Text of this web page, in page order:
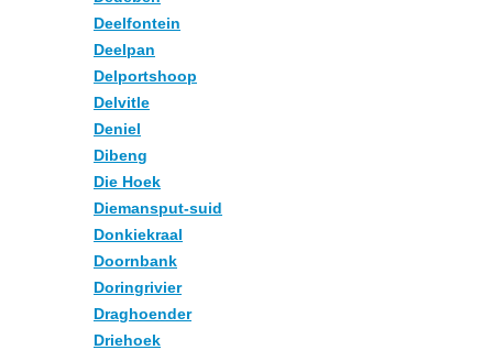
Deelfontein
Deelpan
Delportshoop
Delvitle
Deniel
Dibeng
Die Hoek
Diemansput-suid
Donkiekraal
Doornbank
Doringrivier
Draghoender
Driehoek